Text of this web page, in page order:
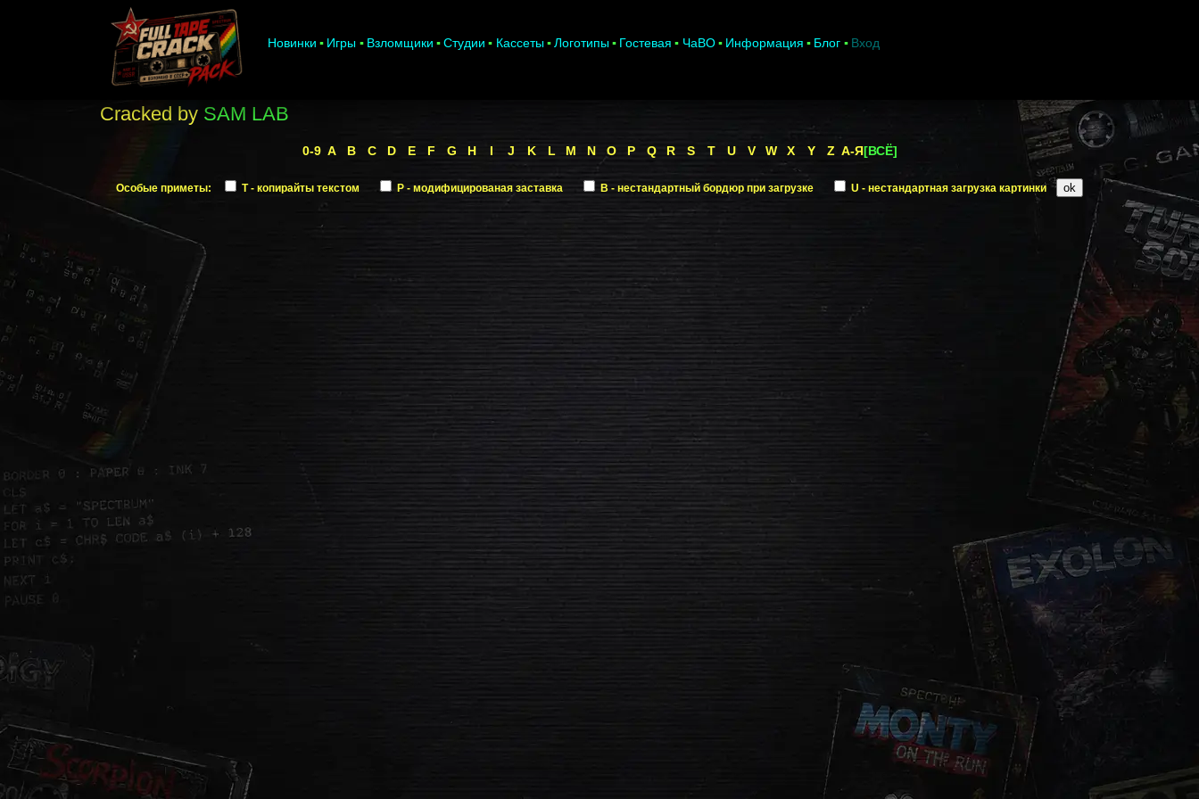
Новинки Игры Взломщики Студии Кассеты Логотипы Гостевая ЧаВО Информация Блог Вход
Cracked by SAM LAB
0-9 A B C D E F G H I J K L M N O P Q R S T U V W X Y Z А-Я[ВСЁ]
Особые приметы: T - копирайты текстом P - модифицированая заставка B - нестандартный бордюр при загрузке U - нестандартная загрузка картинки